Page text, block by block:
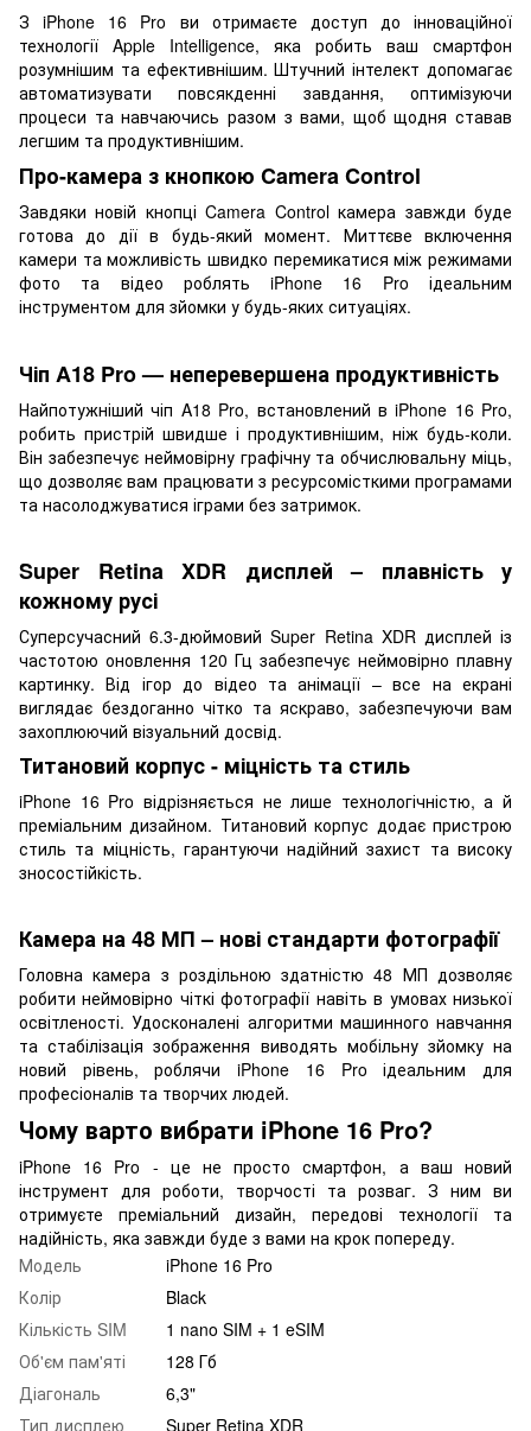
З iPhone 16 Pro ви отримаєте доступ до інноваційної
технології Apple Intelligence, яка робить ваш смартфон
розумнішим та ефективнішим. Штучний інтелект допомагає
автоматизувати повсякденні завдання, оптимізуючи
процеси та навчаючись разом з вами, щоб щодня ставав
легшим та продуктивнішим.
Про-камера з кнопкою Camera Control
Завдяки новій кнопці Camera Control камера завжди буде
готова до дії в будь-який момент. Миттєве включення
камери та можливість швидко перемикатися між режимами
фото та відео роблять iPhone 16 Pro ідеальним
інструментом для зйомки у будь-яких ситуаціях.
Чіп A18 Pro— неперевершена продуктивність
Найпотужніший чіп A18 Pro, встановлений в iPhone 16 Pro,
робить пристрій швидше і продуктивнішим, ніж будь-коли.
Він забезпечує неймовірну графічну та обчислювальну міць,
що дозволяє вам працювати з ресурсомісткими програмами
та насолоджуватися іграми без затримок.
Super Retina XDR дисплей – плавність у
кожному русі
Суперсучасний 6.3-дюймовий Super Retina XDR дисплей із
частотою оновлення 120 Гц забезпечує неймовірно плавну
картинку. Від ігор до відео та анімації – все на екрані
виглядає бездоганно чітко та яскраво, забезпечуючи вам
захоплюючий візуальний досвід.
Титановий корпус - міцність та стиль
iPhone 16 Pro відрізняється не лише технологічністю, а й
преміальним дизайном. Титановий корпус додає пристрою
стиль та міцність, гарантуючи надійний захист та високу
зносостійкість.
Камера на 48 МП – нові стандарти фотографії
Головна камера з роздільною здатністю 48 МП дозволяє
робити неймовірно чіткі фотографії навіть в умовах низької
освітленості. Удосконалені алгоритми машинного навчання
та стабілізація зображення виводять мобільну зйомку на
новий рівень, роблячи iPhone 16 Pro ідеальним для
професіоналів та творчих людей.
Чому варто вибрати iPhone 16 Pro?
iPhone 16 Pro - це не просто смартфон, а ваш новий
інструмент для роботи, творчості та розваг. З ним ви
отримуєте преміальний дизайн, передові технології та
надійність, яка завжди буде з вами на крок попереду.
Модель
iPhone 16 Pro
Колір
Black
Кількість SIM
1 nano SIM + 1 eSIM
Об'єм пам'яті
128 Гб
Діагональ
6,3"
Тип дисплею
Super Retina XDR